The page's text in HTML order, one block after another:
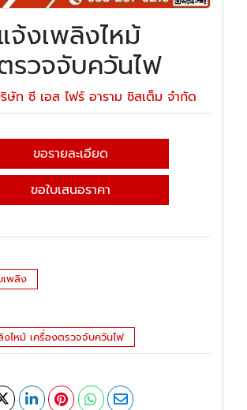
จ้งเพลิงไหม้
รวจจับควันไฟ
ษัท ซี เอส ไฟร์ อาราม ซิสเต็ม จำกัด
ขอรายละเอียด
ขอใบเสนอราคา
พลิง
งไหม้ เครื่องตรวจจับควันไฟ